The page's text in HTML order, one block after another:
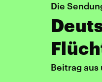
Die
Beitrag aus